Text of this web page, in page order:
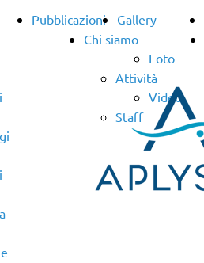
Pubblicazioni Gallery
Foto
Video
Chi siamo
Attività
Staff